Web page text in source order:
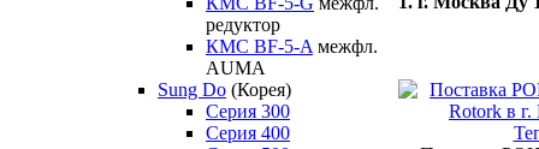
редуктор
КМС BF-5-A межфл.
AUMA
Sung Do (Корея)
Серия 300
Серия 400